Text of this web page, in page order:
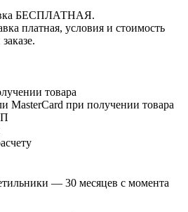
БЕСПЛАТНАЯ.
платная, условия и стоимость
товара
MasterCard при получении товара
— 30 месяцев с момента